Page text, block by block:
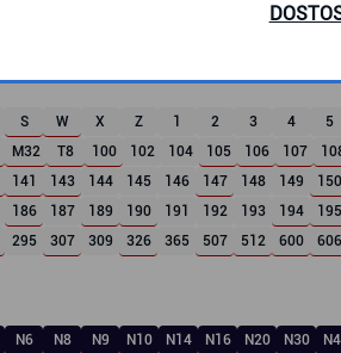
S W X Z 1 2 3 4 5
M32 T8 100 102 104 105 106 107
141 143 144 145 146 147 148 149 150
186 187 189 190 191 192 193 194 195
295 307 309 326 365 507 512 600 606
N6 N8 N9 N10 N14 N16 N20 N30